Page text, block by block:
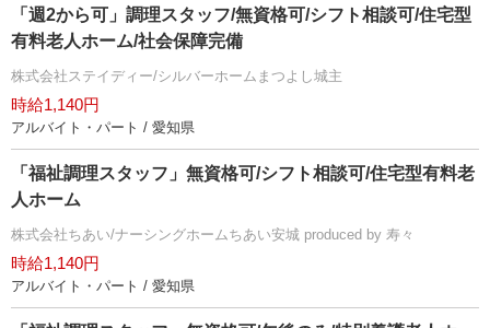
「週2から可」調理スタッフ/無資格可/シフト相談可/住宅型
有料老人ホーム/社会保障完備
株式会社ステイディー/シルバーホームまつよし城主
時給1,140円
アルバイト・パート / 愛知県
「福祉調理スタッフ」無資格可/シフト相談可/住宅型有料老
人ホーム
株式会社ちあい/ナーシングホームちあい安城 produced by 寿々
時給1,140円
アルバイト・パート / 愛知県